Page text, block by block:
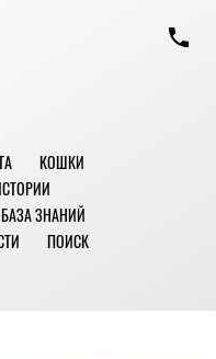
КОШКИ
БАЗА ЗНАНИЙ
ПОИСК